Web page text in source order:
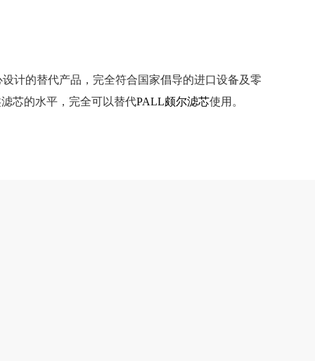
计的替代产品，完全符合国家倡导的进口设备及零
芯的水平，完全可以替代PALL颇尔滤芯使用。